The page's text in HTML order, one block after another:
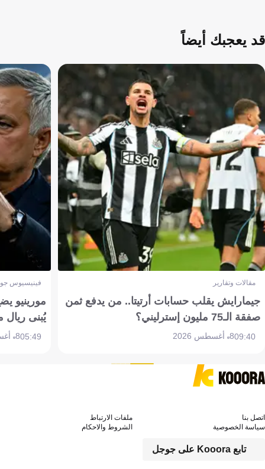
قد يعجبك أيضاً
مقالات وتقارير
جيمارايش يقلب حسابات أرتيتا.. من يدفع ثمن
صفقة الـ75 مليون إسترليني؟
09:408 أغسطس 2026
فينيسيوس
مورينيو
يُبنى ريال
05:498 أغسطس 2026
تابع Kooora على جوجل
اتصل بنا
ملفات الارتباط
سياسة الخصوصية
الشروط والاحكام